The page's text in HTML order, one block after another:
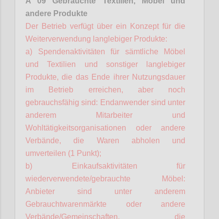
andere Produkte
Der Betrieb verfügt über ein Konzept für die
Weiterverwendung langlebiger Produkte:
a) Spendenaktivitäten für sämtliche Möbel
und Textilien und sonstiger langlebiger
Produkte, die das Ende ihrer Nutzungsdauer
im Betrieb erreichen, aber noch
gebrauchsfähig sind: Endanwender sind unter
anderem Mitarbeiter und
Wohltätigkeitsorganisationen oder andere
Verbände, die Waren abholen und
umverteilen (1 Punkt);
b) Einkaufsaktivitäten für
wiederverwendete/gebrauchte Möbel:
Anbieter sind unter anderem
Gebrauchtwarenmärkte oder andere
Verbände/Gemeinschaften, die